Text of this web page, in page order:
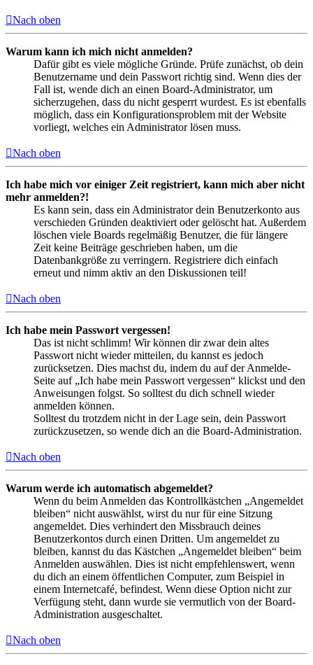
Nach oben
Warum kann ich mich nicht anmelden?
Dafür gibt es viele mögliche Gründe. Prüfe zunächst, ob dein
Benutzername und dein Passwort richtig sind. Wenn dies der
Fall ist, wende dich an einen Board-Administrator, um
sicherzugehen, dass du nicht gesperrt wurdest. Es ist ebenfalls
möglich, dass ein Konfigurationsproblem mit der Website
vorliegt, welches ein Administrator lösen muss.
Nach oben
Ich habe mich vor einiger Zeit registriert, kann mich aber nicht
mehr anmelden?!
Es kann sein, dass ein Administrator dein Benutzerkonto aus
verschieden Gründen deaktiviert oder gelöscht hat. Außerdem
löschen viele Boards regelmäßig Benutzer, die für längere
Zeit keine Beiträge geschrieben haben, um die
Datenbankgröße zu verringern. Registriere dich einfach
erneut und nimm aktiv an den Diskussionen teil!
Nach oben
Ich habe mein Passwort vergessen!
Das ist nicht schlimm! Wir können dir zwar dein altes
Passwort nicht wieder mitteilen, du kannst es jedoch
zurücksetzen. Dies machst du, indem du auf der Anmelde-
Seite auf „Ich habe mein Passwort vergessen“ klickst und den
Anweisungen folgst. So solltest du dich schnell wieder
anmelden können.
Solltest du trotzdem nicht in der Lage sein, dein Passwort
zurückzusetzen, so wende dich an die Board-Administration.
Nach oben
Warum werde ich automatisch abgemeldet?
Wenn du beim Anmelden das Kontrollkästchen „Angemeldet
bleiben“ nicht auswählst, wirst du nur für eine Sitzung
angemeldet. Dies verhindert den Missbrauch deines
Benutzerkontos durch einen Dritten. Um angemeldet zu
bleiben, kannst du das Kästchen „Angemeldet bleiben“ beim
Anmelden auswählen. Dies ist nicht empfehlenswert, wenn
du dich an einem öffentlichen Computer, zum Beispiel in
einem Internetcafé, befindest. Wenn diese Option nicht zur
Verfügung steht, dann wurde sie vermutlich von der Board-
Administration ausgeschaltet.
Nach oben